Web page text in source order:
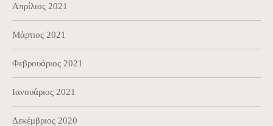
Απρίλιος 2021
Μάρτιος 2021
Φεβρουάριος 2021
Ιανουάριος 2021
Δεκέμβριος 2020